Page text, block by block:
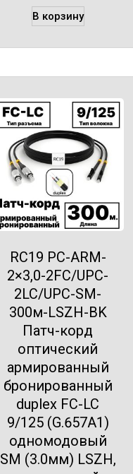
В корзину
RC19 PC-ARM-
2×3,0-2FC/UPC-
2LC/UPC-SM-
300м-LSZH-BK
Патч-корд
оптический
армированный
бронированный
duplex FC-LC
9/125 (G.657A1)
одномодовый
SM (3.0мм) LSZH,